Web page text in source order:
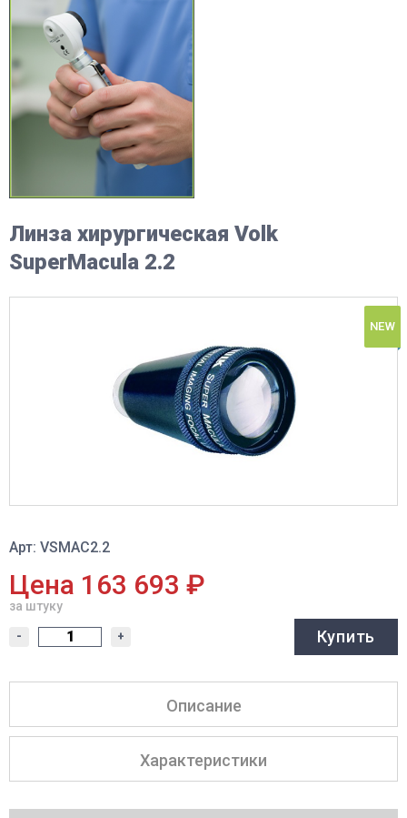
Линза хирургическая Volk
SuperMacula 2.2
NEW
Арт: VSMAC2.2
Цена 163 693 ₽
за штуку
- + Купить
Описание
Характеристики